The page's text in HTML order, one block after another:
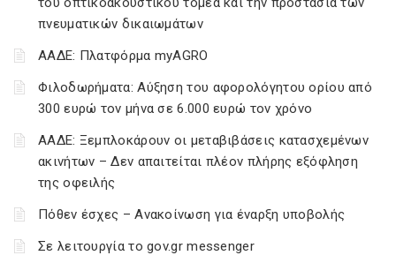
πνευματικών δικαιωμάτων
ΑΑΔΕ: Πλατφόρμα myAGRO
Φιλοδωρήματα: Αύξηση του αφορολόγητου ορίου από
300 ευρώ τον μήνα σε 6.000 ευρώ τον χρόνο
ΑΑΔΕ: Ξεμπλοκάρουν οι μεταβιβάσεις κατασχεμένων
ακινήτων – Δεν απαιτείται πλέον πλήρης εξόφληση
της οφειλής
Πόθεν έσχες – Ανακοίνωση για έναρξη υποβολής
Σε λειτουργία το gov.gr messenger